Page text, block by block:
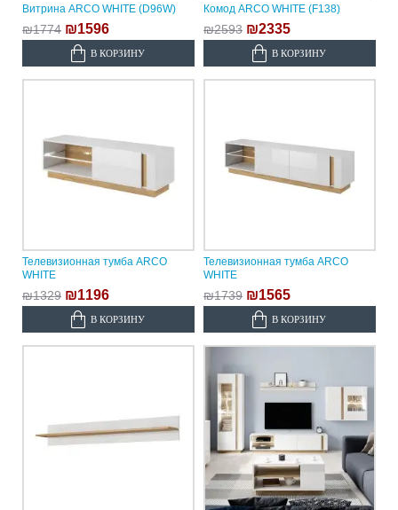
Витрина ARCO WHITE (D96W)
₪1774 ₪1596
В КОРЗИНУ
Комод ARCO WHITE (F138)
₪2593 ₪2335
В КОРЗИНУ
Телевизионная тумба ARCO
WHITE
₪1329 ₪1196
В КОРЗИНУ
Телевизионная тумба ARCO
WHITE
₪1739 ₪1565
В КОРЗИНУ